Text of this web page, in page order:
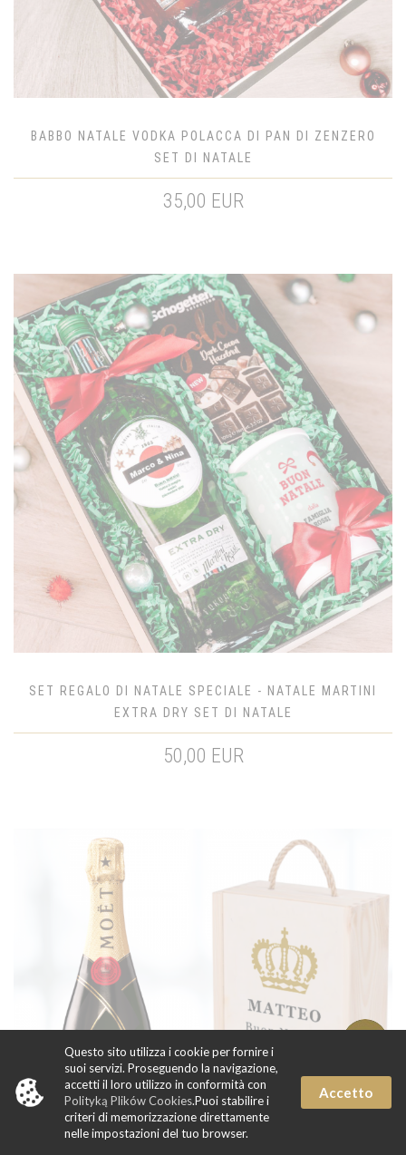
Questo sito utilizza i cookie per fornire i
suoi servizi. Proseguendo la navigazione,
accetti il loro utilizzo in conformità con
Polityką Plików Cookies.Puoi stabilire i
criteri di memorizzazione direttamente
nelle impostazioni del tuo browser.
Accetto
BABBO NATALE VODKA POLACCA DI PAN DI ZENZERO
SET DI NATALE
35,00 EUR
SET REGALO DI NATALE SPECIALE - NATALE MARTINI
EXTRA DRY SET DI NATALE
50,00 EUR